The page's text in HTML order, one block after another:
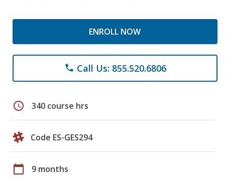
ENROLL NOW
phone Call Us: 855.520.6806
schedule 340 course hrs
Code ES-GES294
calendar_today 9 months